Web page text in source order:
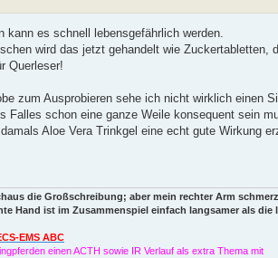
kann es schnell lebensgefährlich werden.
wird das jetzt gehandelt wie Zuckertabletten,
Querleser!
zum Ausprobieren sehe ich nicht wirklich einen
Falles schon eine ganze Weile konsequent sein
Aloe Vera Trinkgel eine echt gute Wirkung
die Großschreibung; aber mein rechter Arm
Hand ist im Zusammenspiel einfach langsamer als die
EMS ABC
einen ACTH sowie IR Verlauf als extra Thema mit